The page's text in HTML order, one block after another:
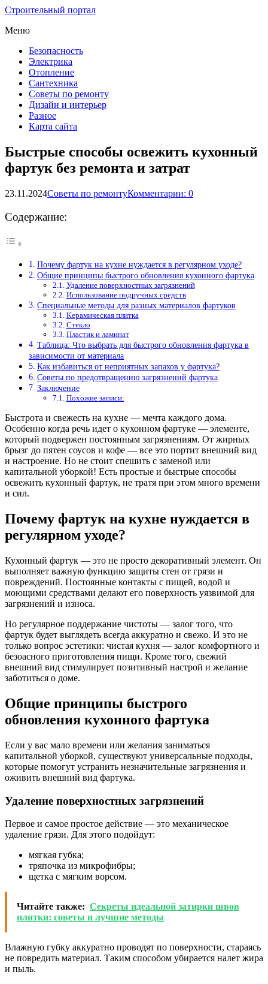
Строительный портал
Меню
Безопасность
Электрика
Отопление
Сантехника
Советы по ремонту
Дизайн и интерьер
Разное
Карта сайта
Быстрые способы освежить кухонный
фартук без ремонта и затрат
23.11.2024Советы по ремонтуКомментарии: 0
Содержание:
Почему фартук на кухне нуждается в регулярном уходе?
Общие принципы быстрого обновления кухонного фартука
Удаление поверхностных загрязнений
Использование подручных средств
Специальные методы для разных материалов фартуков
Керамическая плитка
Стекло
Пластик и ламинат
Таблица: Что выбрать для быстрого обновления фартука в
зависимости от материала
Как избавиться от неприятных запахов у фартука?
Советы по предотвращению загрязнений фартука
Заключение
Похожие записи:
Быстрота и свежесть на кухне — мечта каждого дома.
Особенно когда речь идет о кухонном фартуке — элементе,
который подвержен постоянным загрязнениям. От жирных
брызг до пятен соусов и кофе — все это портит внешний вид
и настроение. Но не стоит спешить с заменой или
капитальной уборкой! Есть простые и быстрые способы
освежить кухонный фартук, не тратя при этом много времени
и сил.
Почему фартук на кухне нуждается в
регулярном уходе?
Кухонный фартук — это не просто декоративный элемент. Он
выполняет важную функцию защиты стен от грязи и
повреждений. Постоянные контакты с пищей, водой и
моющими средствами делают его поверхность уязвимой для
загрязнений и износа.
Но регулярное поддержание чистоты — залог того, что
фартук будет выглядеть всегда аккуратно и свежо. И это не
только вопрос эстетики: чистая кухня — залог комфортного и
безоасного приготовления пищи. Кроме того, свежий
внешний вид стимулирует позитивный настрой и желание
заботиться о доме.
Общие принципы быстрого
обновления кухонного фартука
Если у вас мало времени или желания заниматься
капитальной уборкой, существуют универсальные подходы,
которые помогут устранить незначительные загрязнения и
оживить внешний вид фартука.
Удаление поверхностных загрязнений
Первое и самое простое действие — это механическое
удаление грязи. Для этого подойдут:
мягкая губка;
тряпочка из микрофибры;
щетка с мягким ворсом.
Читайте также: Секреты идеальной затирки швов
плитки: советы и лучшие методы
Влажную губку аккуратно проводят по поверхности, стараясь
не повредить материал. Таким способом убирается налет жира
и пыль.